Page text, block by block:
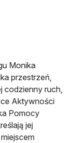
Monika
przestrzeń,
codzienny ruch,
Aktywności
Pomocy
jej